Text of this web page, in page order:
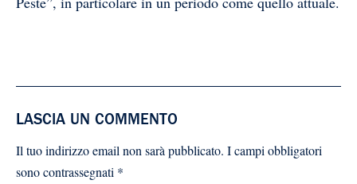
LASCIA UN COMMENTO
Il tuo indirizzo email non sarà pubblicato. I campi obbligatori
sono contrassegnati *